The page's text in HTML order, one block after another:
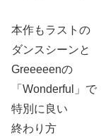
本作もラストの
ダンスシーンと
Greeeeenの
「Wonderful」で
特別に良い
終わり方